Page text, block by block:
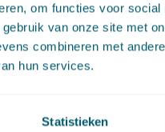
om functies voor social
van onze site met
combineren met
hun services.
Statistieken